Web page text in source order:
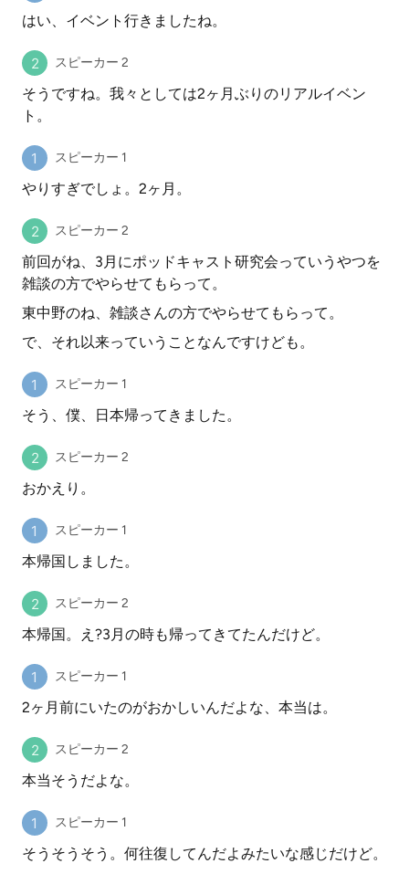
はい、イベント行きましたね。
スピーカー 2
そうですね。我々としては2ヶ月ぶりのリアルイベン
ト。
スピーカー 1
やりすぎでしょ。2ヶ月。
スピーカー 2
前回がね、3月にポッドキャスト研究会っていうやつを
雑談の方でやらせてもらって。
東中野のね、雑談さんの方でやらせてもらって。
で、それ以来っていうことなんですけども。
スピーカー 1
そう、僕、日本帰ってきました。
スピーカー 2
おかえり。
スピーカー 1
本帰国しました。
スピーカー 2
本帰国。え?3月の時も帰ってきてたんだけど。
スピーカー 1
2ヶ月前にいたのがおかしいんだよな、本当は。
スピーカー 2
本当そうだよな。
スピーカー 1
そうそうそう。何往復してんだよみたいな感じだけど。